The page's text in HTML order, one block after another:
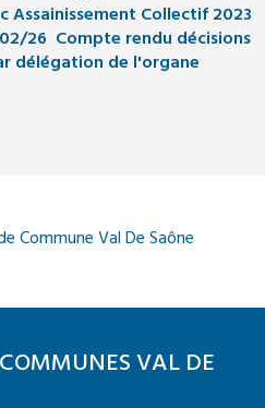
Assainissement Collectif 2023
26 Compte rendu décisions
délégation de l'organe
VAL DE